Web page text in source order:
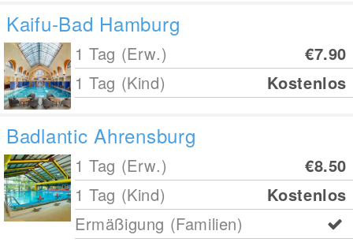
Kaifu-Bad Hamburg
1 Tag (Erw.)
€7.90
1 Tag (Kind)
Kostenlos
Badlantic Ahrensburg
1 Tag (Erw.)
€8.50
1 Tag (Kind)
Kostenlos
Ermäßigung (Familien)